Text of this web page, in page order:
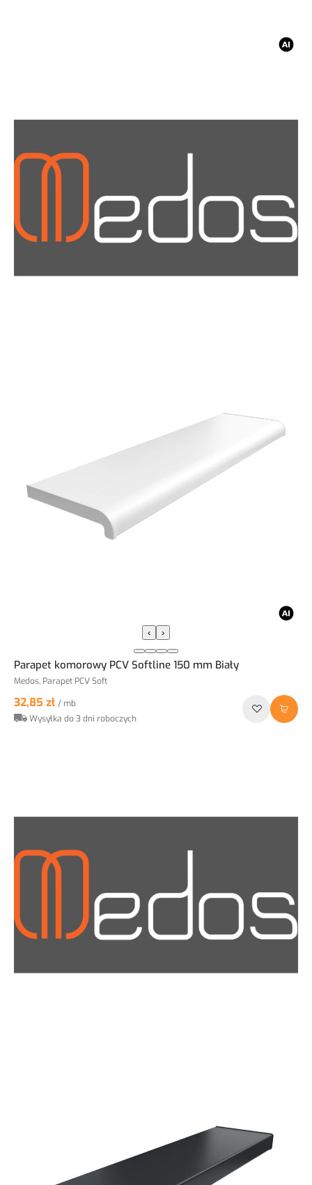
‹ ›
Parapet komorowy PCV Softline 150 mm Biały
Medos, Parapet PCV Soft
32,85 zł / mb
Wysyłka do 3 dni roboczych